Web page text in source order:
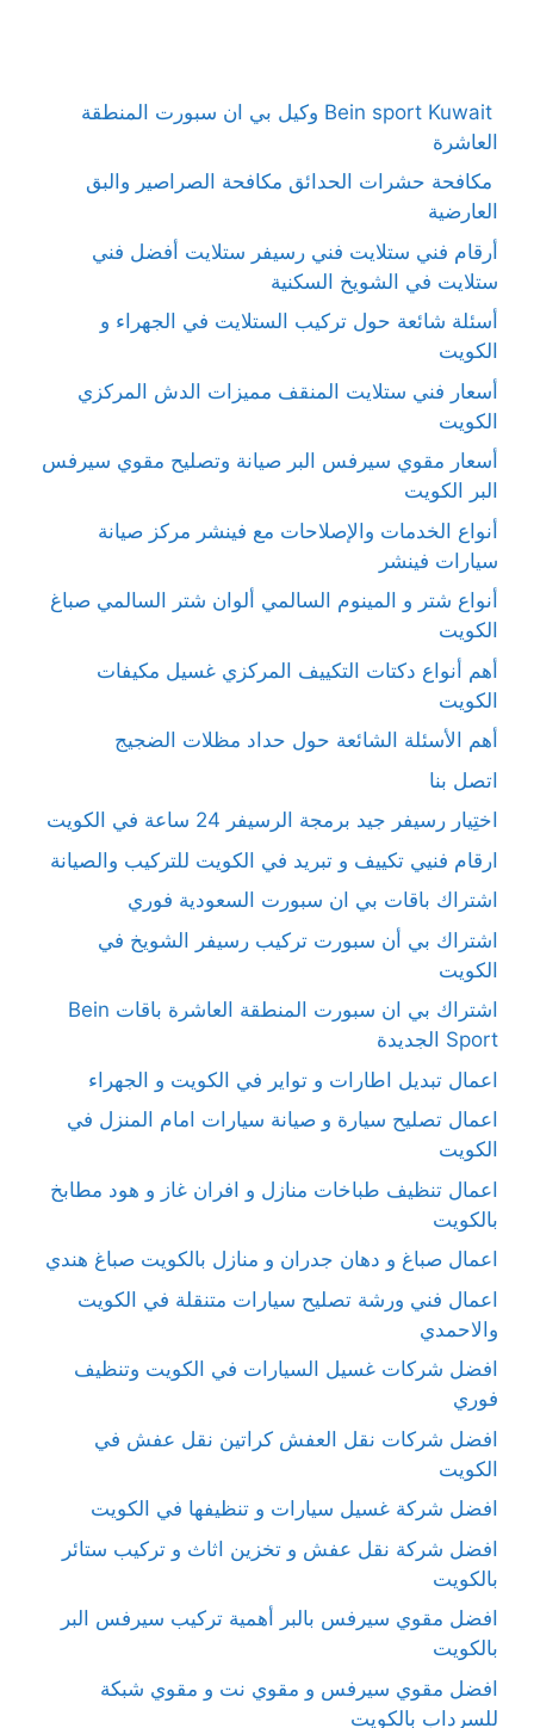
Bein sport Kuwait وكيل بي ان سبورت المنطقة
العاشرة
مكافحة حشرات الحدائق مكافحة الصراصير والبق
العارضية
أرقام فني ستلايت فني رسيفر ستلايت أفضل فني
ستلايت في الشويخ السكنية
أسئلة شائعة حول تركيب الستلايت في الجهراء و
الكويت
أسعار فني ستلايت المنقف مميزات الدش المركزي
الكويت
أسعار مقوي سيرفس البر صيانة وتصليح مقوي سيرفس
البر الكويت
أنواع الخدمات والإصلاحات مع فينشر مركز صيانة
سيارات فينشر
أنواع شتر و المينوم السالمي ألوان شتر السالمي صباغ
الكويت
أهم أنواع دكتات التكييف المركزي غسيل مكيفات
الكويت
أهم الأسئلة الشائعة حول حداد مظلات الضجيج
اتصل بنا
اختِيار رسيفر جيد برمجة الرسيفر 24 ساعة في الكويت
ارقام فنيي تكييف و تبريد في الكويت للتركيب والصيانة
اشتراك باقات بي ان سبورت السعودية فوري
اشتراك بي أن سبورت تركيب رسيفر الشويخ في
الكويت
اشتراك بي ان سبورت المنطقة العاشرة باقات Bein
Sport الجديدة
اعمال تبديل اطارات و تواير في الكويت و الجهراء
اعمال تصليح سيارة و صيانة سيارات امام المنزل في
الكويت
اعمال تنظيف طباخات منازل و افران غاز و هود مطابخ
بالكويت
اعمال صباغ و دهان جدران و منازل بالكويت صباغ هندي
اعمال فني ورشة تصليح سيارات متنقلة في الكويت
والاحمدي
افضل شركات غسيل السيارات في الكويت وتنظيف
فوري
افضل شركات نقل العفش كراتين نقل عفش في
الكويت
افضل شركة غسيل سيارات و تنظيفها في الكويت
افضل شركة نقل عفش و تخزين اثاث و تركيب ستائر
بالكويت
افضل مقوي سيرفس بالبر أهمية تركيب سيرفس البر
بالكويت
افضل مقوي سيرفس و مقوي نت و مقوي شبكة
للسرداب بالكويت